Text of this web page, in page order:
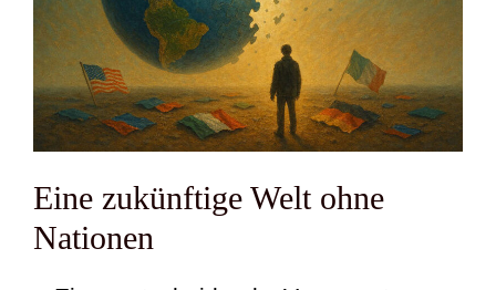
Eine zukünf­ti­ge Welt ohne
Natio­nen